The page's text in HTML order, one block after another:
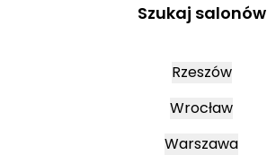
Szukaj salonów
Rzeszów
Wrocław
Warszawa